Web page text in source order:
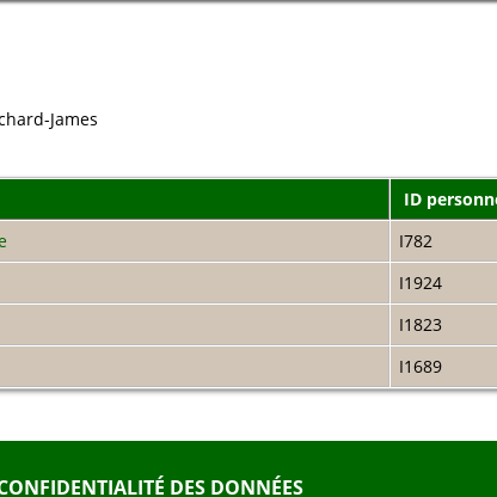
James
ID
I782
I1924
I1823
I1689
DES DONNÉES